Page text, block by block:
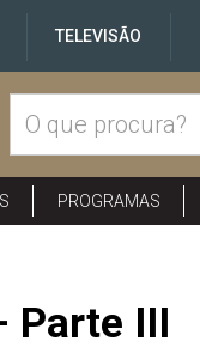
TELEVISÃO
PROGRAMAS
Parte III